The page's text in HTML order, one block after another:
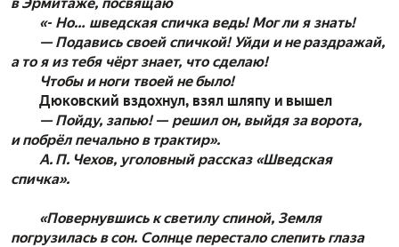
«- Но… шведская спичка ведь! Мог ли я знать!
— Подавись своей спичкой! Уйди и не раздражай,
а то я из тебя чёрт знает, что сделаю!
Чтобы и ноги твоей не было!
Дюковский вздохнул, взял шляпу и вышел
— Пойду, запью! — решил он, выйдя за ворота,
и побрёл печально в трактир».
А. П. Чехов, уголовный рассказ «Шведская
спичка».
«Повернувшись к светилу спиной, Земля
погрузилась в сон. Солнце перестало слепить глаза